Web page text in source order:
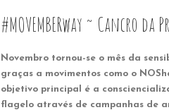
#MOVEMBERway ~ Cancro da
Novembro tornou-se o mês da
graças a movimentos como o
objetivo principal é a
flagelo através de campanhas de